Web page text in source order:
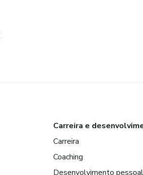
Carreira e
Carreira
Coaching
Desenvolvimento pessoal